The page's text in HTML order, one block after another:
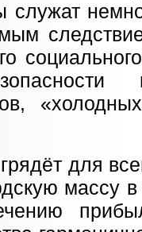
для
массу в